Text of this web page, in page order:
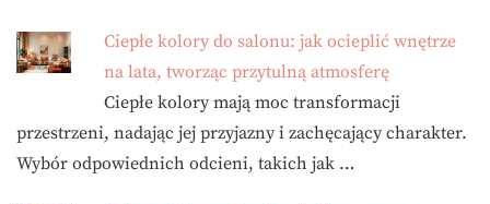
Ciepłe kolory do salonu: jak ocieplić wnętrze
na lata, tworząc przytulną atmosferę
Ciepłe kolory mają moc transformacji
przestrzeni, nadając jej przyjazny i zachęcający charakter.
Wybór odpowiednich odcieni, takich jak …